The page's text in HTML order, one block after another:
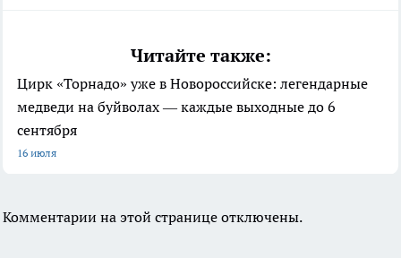
Читайте также:
Цирк «Торнадо» уже в Новороссийске: легендарные
медведи на буйволах — каждые выходные до 6
сентября
16 июля
Комментарии на этой странице отключены.